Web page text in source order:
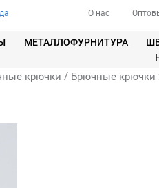
О нас
МЕТАЛЛОФУРНИТУРА
крючки / Брючные крючки